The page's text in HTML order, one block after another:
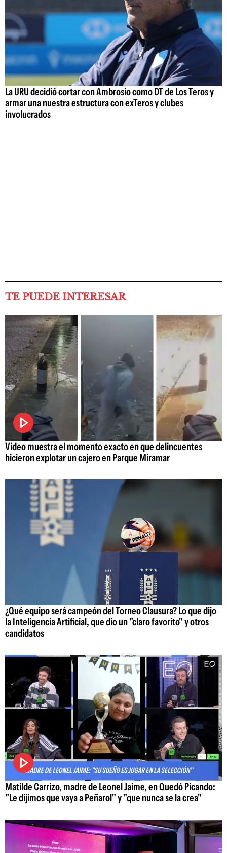
La URU decidió cortar con Ambrosio como DT de Los Teros y
armar una nuestra estructura con exTeros y clubes
involucrados
TE PUEDE INTERESAR
Video muestra el momento exacto en que delincuentes
hicieron explotar un cajero en Parque Miramar
¿Qué equipo será campeón del Torneo Clausura? Lo que dijo
la Inteligencia Artificial, que dio un "claro favorito" y otros
candidatos
Matilde Carrizo, madre de Leonel Jaime, en Quedó Picando:
"Le dijimos que vaya a Peñarol" y "que nunca se la crea"